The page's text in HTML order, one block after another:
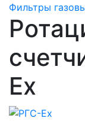
Фильтры
Ex